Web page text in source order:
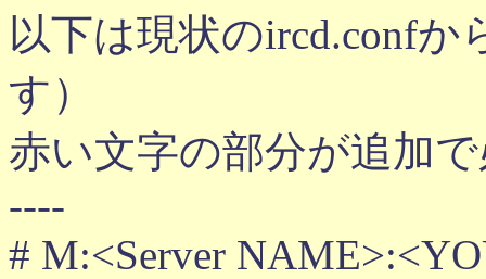
以下は現状のircd.conf
す）
赤い文字の部分が追加
----
# M:<Server